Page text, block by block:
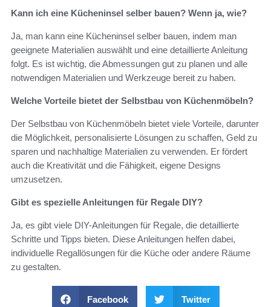
Kann ich eine Kücheninsel selber bauen? Wenn ja, wie?
Ja, man kann eine Kücheninsel selber bauen, indem man
geeignete Materialien auswählt und eine detaillierte Anleitung
folgt. Es ist wichtig, die Abmessungen gut zu planen und alle
notwendigen Materialien und Werkzeuge bereit zu haben.
Welche Vorteile bietet der Selbstbau von Küchenmöbeln?
Der Selbstbau von Küchenmöbeln bietet viele Vorteile, darunter
die Möglichkeit, personalisierte Lösungen zu schaffen, Geld zu
sparen und nachhaltige Materialien zu verwenden. Er fördert
auch die Kreativität und die Fähigkeit, eigene Designs
umzusetzen.
Gibt es spezielle Anleitungen für Regale DIY?
Ja, es gibt viele DIY-Anleitungen für Regale, die detaillierte
Schritte und Tipps bieten. Diese Anleitungen helfen dabei,
individuelle Regallösungen für die Küche oder andere Räume
zu gestalten.
Facebook Twitter